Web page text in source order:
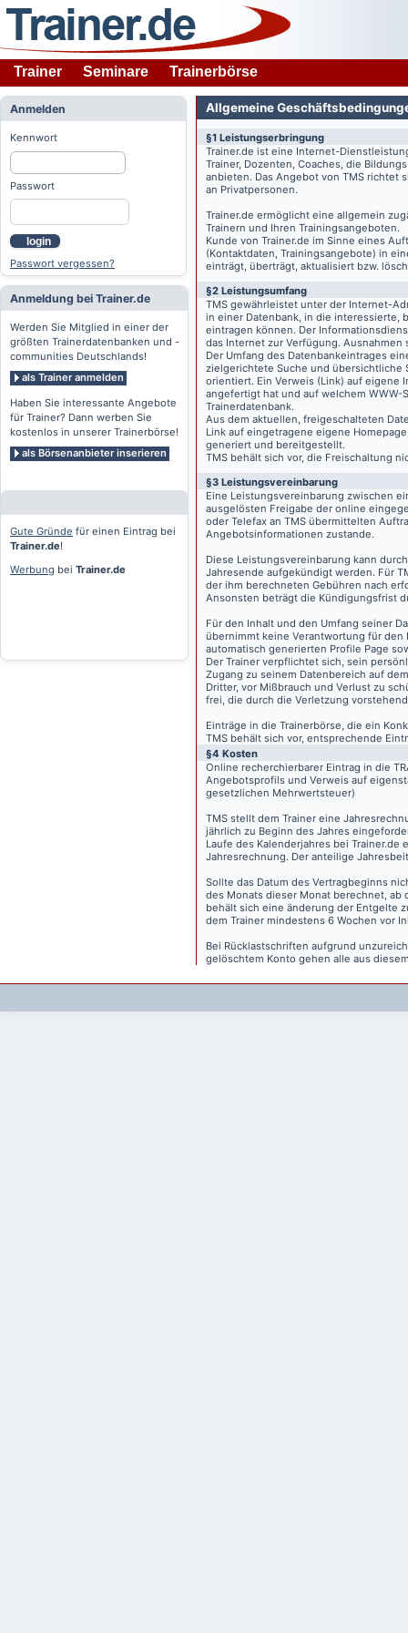
Trainer Seminare Trainerbörse
Anmelden
Kennwort
Passwort
login
Passwort vergessen?
Anmeldung bei Trainer.de
Werden Sie Mitglied in einer der
größten Trainerdatenbanken und -
communities Deutschlands!
als Trainer anmelden
Haben Sie interessante Angebote
für Trainer? Dann werben Sie
kostenlos in unserer Trainerbörse!
als Börsenanbieter inserieren
Gute Gründe für einen Eintrag bei
Trainer.de!
Werbung bei Trainer.de
Allgemeine
§1 Leistungserbringung
Trainer.de ist eine Internet-
Trainer, Dozenten, Coaches, die
anbieten. Das Angebot von TMS richtet
an Privatpersonen.
Trainer.de ermöglicht eine allgemein
Trainern und Ihren Trainingsangeboten.
Kunde von Trainer.de im Sinne eines
(Kontaktdaten, Trainingsangebote) in
einträgt, überträgt, aktualisiert bzw.
§2 Leistungsumfang
TMS gewährleistet unter der Internet-
in einer Datenbank, in die interessierte,
eintragen können. Der
das Internet zur Verfügung.
Der Umfang des Datenbankeintrages
zielgerichtete Suche und übersichtliche
orientiert. Ein Verweis (Link) auf eigene
angefertigt hat und auf welchem
Trainerdatenbank.
Aus dem aktuellen, freigeschalteten
Link auf eingetragene eigene
generiert und bereitgestellt.
TMS behält sich vor, die Freischaltung
§3 Leistungsvereinbarung
Eine Leistungsvereinbarung zwischen
ausgelösten Freigabe der online
oder Telefax an TMS übermittelten
Angebotsinformationen zustande.
Diese Leistungsvereinbarung kann
Jahresende aufgekündigt werden. Für
der ihm berechneten Gebühren nach
Ansonsten beträgt die Kündigungsfrist
Für den Inhalt und den Umfang seiner
übernimmt keine Verantwortung für den
automatisch generierten Profile Page
Der Trainer verpflichtet sich, sein
Zugang zu seinem Datenbereich auf
Dritter, vor Mißbrauch und Verlust zu
frei, die durch die Verletzung
Einträge in die Trainerbörse, die ein
TMS behält sich vor, entsprechende
§4 Kosten
Online recherchierbarer Eintrag in die
Angebotsprofils und Verweis auf
gesetzlichen Mehrwertsteuer)
TMS stellt dem Trainer eine
jährlich zu Beginn des Jahres
Laufe des Kalenderjahres bei
Jahresrechnung. Der anteilige
Sollte das Datum des Vertragbeginns
des Monats dieser Monat berechnet, ab
behält sich eine änderung der Entgelte
dem Trainer mindestens 6 Wochen vor
Bei Rücklastschriften aufgrund
gelöschtem Konto gehen alle aus